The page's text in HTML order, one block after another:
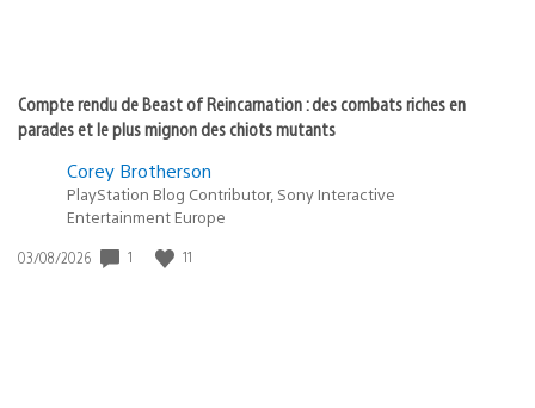
Compte rendu de Beast of Reincarnation : des combats riches en
parades et le plus mignon des chiots mutants
Corey Brotherson
PlayStation Blog Contributor, Sony Interactive
Entertainment Europe
Date
03/08/2026 1 11